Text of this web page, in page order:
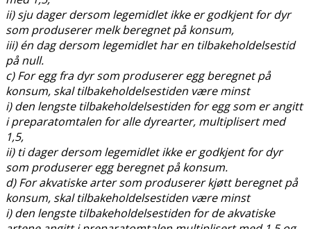
ii) sju dager dersom legemidlet ikke er godkjent for dyr
som produserer melk beregnet på konsum,
iii) én dag dersom legemidlet har en tilbakeholdelsestid
på null.
c) For egg fra dyr som produserer egg beregnet på
konsum, skal tilbakeholdelsestiden være minst
i) den lengste tilbakeholdelsestiden for egg som er angitt
i preparatomtalen for alle dyrearter, multiplisert med
1,5,
ii) ti dager dersom legemidlet ikke er godkjent for dyr
som produserer egg beregnet på konsum.
d) For akvatiske arter som produserer kjøtt beregnet på
konsum, skal tilbakeholdelsestiden være minst
i) den lengste tilbakeholdelsestiden for de akvatiske